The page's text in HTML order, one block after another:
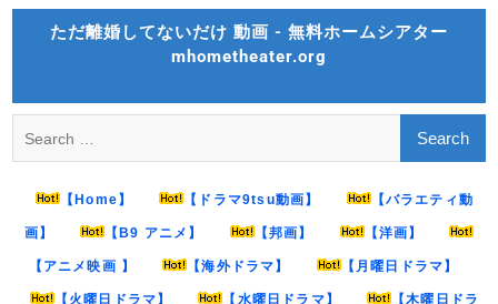
Skip
ただ離婚してないだけ 動画 - 無料ホームシアター
mhometheater.org
for:
【Home】 【ドラマ9tsu動画】 【バラエティ動
画】 【B9 アニメ】 【邦画】 【洋画】
【アニメ映画 】 【海外ドラマ】 【月曜日ドラマ】
【火曜日ドラマ】 【水曜日ドラマ】 【木曜日ドラ